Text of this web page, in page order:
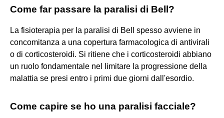
Come far passare la paralisi di Bell?
La fisioterapia per la paralisi di Bell spesso avviene in
concomitanza a una copertura farmacologica di antivirali
o di corticosteroidi. Si ritiene che i corticosteroidi abbiano
un ruolo fondamentale nel limitare la progressione della
malattia se presi entro i primi due giorni dall'esordio.
Come capire se ho una paralisi facciale?